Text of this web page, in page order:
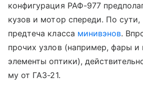
конфигурация РАФ-977
кузов и мотор спереди. По сути,
предтеча класса минивэнов.
прочих узлов (например, фары и
элементы оптики),
му от ГАЗ-21.